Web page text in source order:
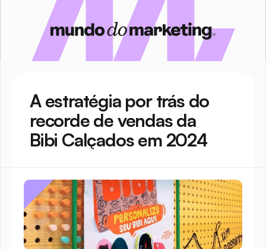
A estratégia por trás do
recorde de vendas da
Bibi Calçados em 2024